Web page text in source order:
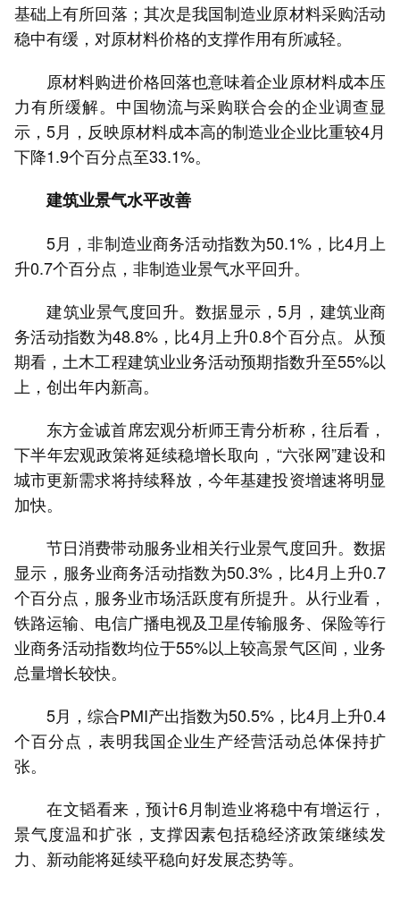
基础上有所回落；其次是我国制造业原材料采购活动
稳中有缓，对原材料价格的支撑作用有所减轻。
原材料购进价格回落也意味着企业原材料成本压
力有所缓解。中国物流与采购联合会的企业调查显
示，5月，反映原材料成本高的制造业企业比重较4月
下降1.9个百分点至33.1%。
建筑业景气水平改善
5月，非制造业商务活动指数为50.1%，比4月上
升0.7个百分点，非制造业景气水平回升。
建筑业景气度回升。数据显示，5月，建筑业商
务活动指数为48.8%，比4月上升0.8个百分点。从预
期看，土木工程建筑业业务活动预期指数升至55%以
上，创出年内新高。
东方金诚首席宏观分析师王青分析称，往后看，
下半年宏观政策将延续稳增长取向，“六张网”建设和
城市更新需求将持续释放，今年基建投资增速将明显
加快。
节日消费带动服务业相关行业景气度回升。数据
显示，服务业商务活动指数为50.3%，比4月上升0.7
个百分点，服务业市场活跃度有所提升。从行业看，
铁路运输、电信广播电视及卫星传输服务、保险等行
业商务活动指数均位于55%以上较高景气区间，业务
总量增长较快。
5月，综合PMI产出指数为50.5%，比4月上升0.4
个百分点，表明我国企业生产经营活动总体保持扩
张。
在文韬看来，预计6月制造业将稳中有增运行，
景气度温和扩张，支撑因素包括稳经济政策继续发
力、新动能将延续平稳向好发展态势等。